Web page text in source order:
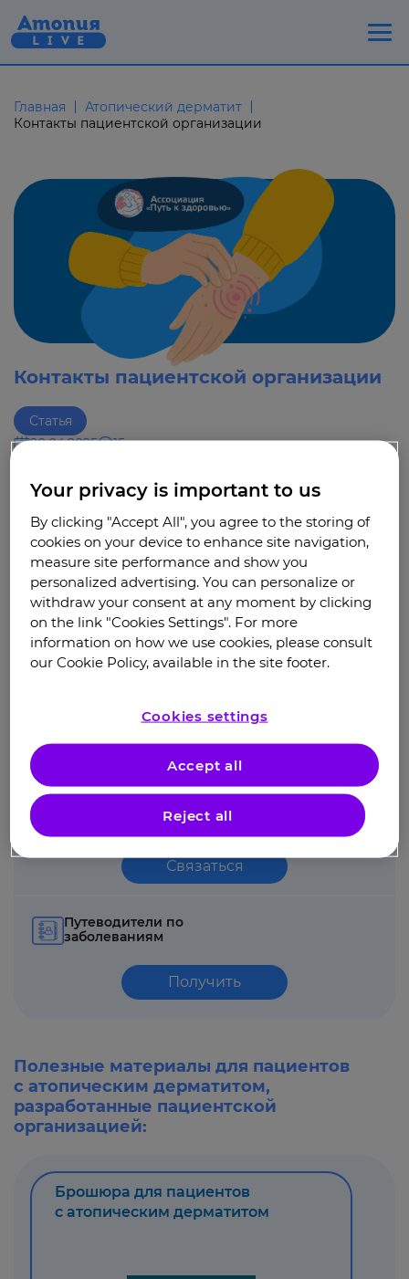
Главная
Атопический дерматит
Контакты пациентской организации
Контакты пациентской организации
Статья
20.04.2025
15 минут
Официальный сайт: Атопический
дерматит — Ассоциация «Путь к
здоровью»
Узнать больше
Связаться
Путеводители по
заболеваниям
Получить
Полезные материалы для пациентов
с атопическим дерматитом,
разработанные пациентской
организацией:
Брошюра для пациентов
с атопическим дерматитом
Your privacy is important to us
By clicking "Accept All", you agree to the storing of
cookies on your device to enhance site navigation,
measure site performance and show you
personalized advertising. You can personalize or
withdraw your consent at any moment by clicking
on the link "Cookies Settings". For more
information on how we use cookies, please consult
our Cookie Policy, available in the site footer.
Cookies settings
Reject all
Accept all